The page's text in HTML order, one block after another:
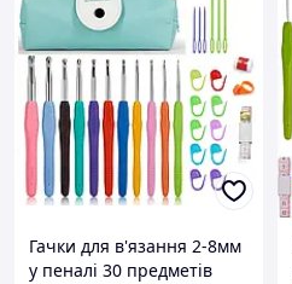
Гачки для в'язання 2-8мм
у пеналі 30 предметів